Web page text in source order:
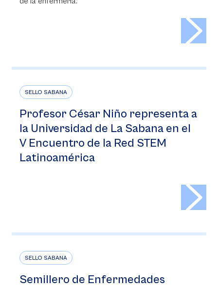
SELLO SABANA
Profesor César Niño representa a
la Universidad de La Sabana en el
V Encuentro de la Red STEM
Latinoamérica
SELLO SABANA
Semillero de Enfermedades